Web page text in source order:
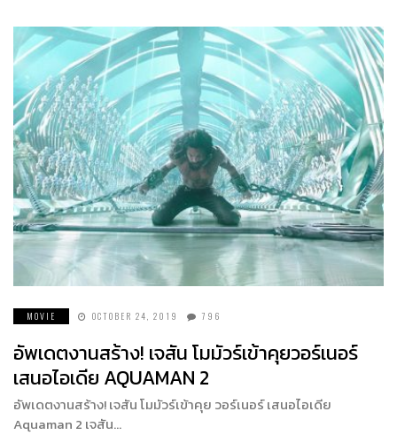
MOVIE OCTOBER 24, 2019 796
อัพเดตงานสร้าง! เจสัน โมมัวร์เข้าคุยวอร์เนอร์
เสนอไอเดีย AQUAMAN 2
อัพเดตงานสร้าง! เจสัน โมมัวร์เข้าคุย วอร์เนอร์ เสนอไอเดีย
Aquaman 2 เจสัน…